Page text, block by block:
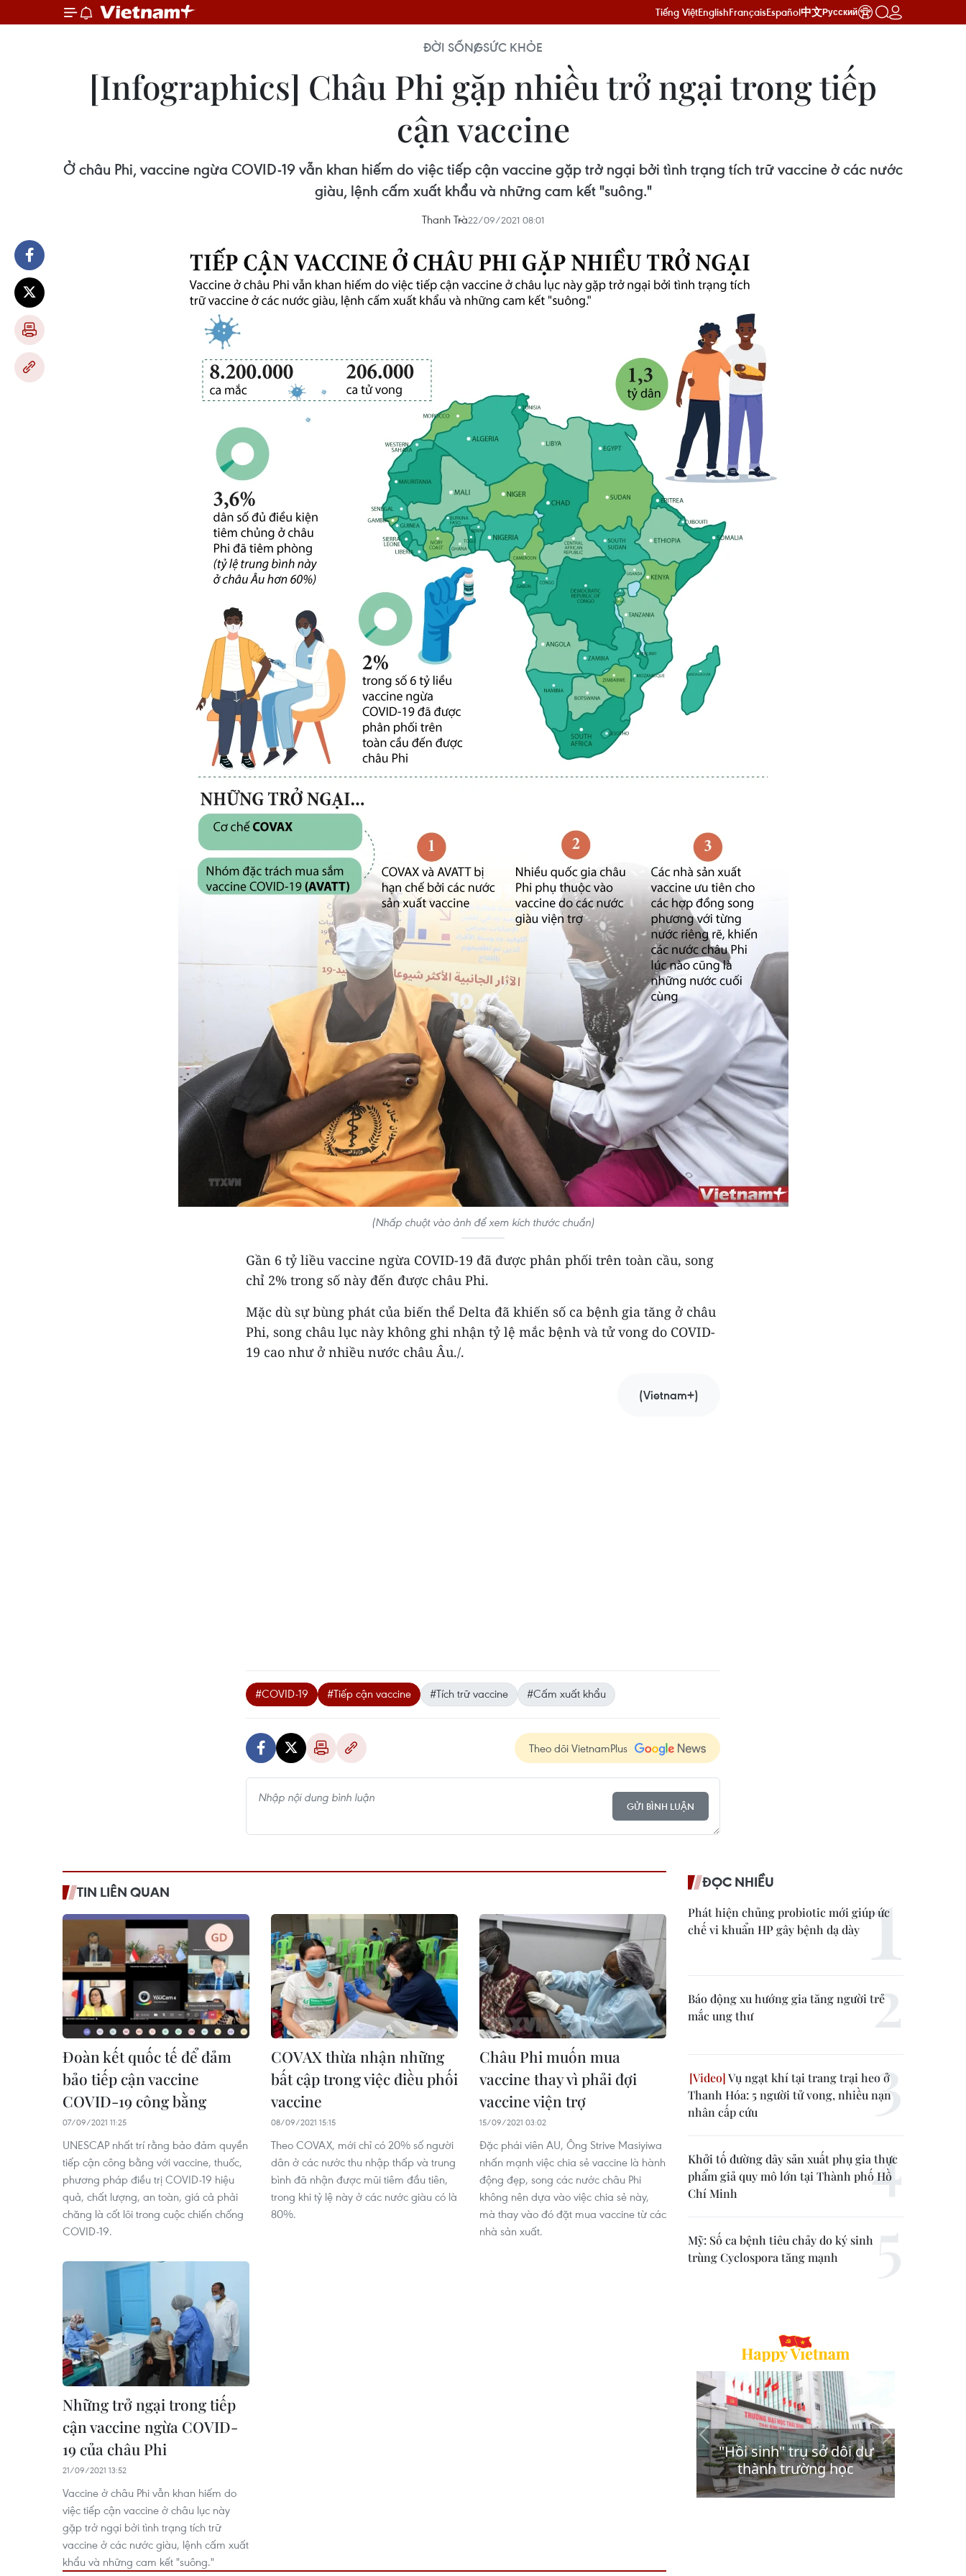
Tiếng ViệtEnglishFrançaisEspañol中文Русский
ĐỜI SỐNGSỨC KHỎE
[Infographics] Châu Phi gặp nhiều trở ngại trong tiếp
cận vaccine
Ở châu Phi, vaccine ngừa COVID-19 vẫn khan hiếm do việc tiếp cận vaccine gặp trở ngại bởi tình trạng tích trữ vaccine ở các nước
giàu, lệnh cấm xuất khẩu và những cam kết "suông."
Thanh Trà22/09/2021 08:01
(Nhấp chuột vào ảnh để xem kích thước chuẩn)
Gần 6 tỷ liều vaccine ngừa COVID-19 đã được phân phối trên toàn cầu, song
chỉ 2% trong số này đến được châu Phi.
Mặc dù sự bùng phát của biến thể Delta đã khiến số ca bệnh gia tăng ở châu
Phi, song châu lục này không ghi nhận tỷ lệ mắc bệnh và tử vong do COVID-
19 cao như ở nhiều nước châu Âu./.
(Vietnam+)
#COVID-19 #Tiếp cận vaccine #Tích trữ vaccine #Cấm xuất khẩu
Theo dõi VietnamPlus
GỬI BÌNH LUẬN
TIN LIÊN QUAN
Đoàn kết quốc tế để đảm
bảo tiếp cận vaccine
COVID-19 công bằng
07/09/2021 11:25
UNESCAP nhất trí rằng bảo đảm quyền
tiếp cận công bằng với vaccine, thuốc,
phương pháp điều trị COVID-19 hiệu
quả, chất lượng, an toàn, giá cả phải
chăng là cốt lõi trong cuộc chiến chống
COVID-19.
COVAX thừa nhận những
bất cập trong việc điều phối
vaccine
08/09/2021 15:15
Theo COVAX, mới chỉ có 20% số người
dân ở các nước thu nhập thấp và trung
bình đã nhận được mũi tiêm đầu tiên,
trong khi tỷ lệ này ở các nước giàu có là
80%.
Châu Phi muốn mua
vaccine thay vì phải đợi
vaccine viện trợ
15/09/2021 03:02
Đặc phái viên AU, Ông Strive Masiyiwa
nhấn mạnh việc chia sẻ vaccine là hành
động đẹp, song các nước châu Phi
không nên dựa vào việc chia sẻ này,
mà thay vào đó đặt mua vaccine từ các
nhà sản xuất.
Những trở ngại trong tiếp
cận vaccine ngừa COVID-
19 của châu Phi
21/09/2021 13:52
Vaccine ở châu Phi vẫn khan hiếm do
việc tiếp cận vaccine ở châu lục này
gặp trở ngại bởi tình trạng tích trữ
vaccine ở các nước giàu, lệnh cấm xuất
khẩu và những cam kết "suông."
ĐỌC NHIỀU
Phát hiện chủng probiotic mới giúp ức
chế vi khuẩn HP gây bệnh dạ dày
Báo động xu hướng gia tăng người trẻ
mắc ung thư
Vụ ngạt khí tại trang trại heo ở
Thanh Hóa: 5 người tử vong, nhiều nạn
nhân cấp cứu
Khởi tố đường dây sản xuất phụ gia thực
phẩm giả quy mô lớn tại Thành phố Hồ
Chí Minh
Mỹ: Số ca bệnh tiêu chảy do ký sinh
trùng Cyclospora tăng mạnh